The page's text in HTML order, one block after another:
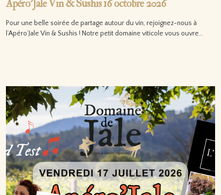
Apéro’Jale Vin & Sushis 16 octobre 2026
Pour une belle soirée de partage autour du vin, rejoignez-nous à
l’Apéro’Jale Vin & Sushis ! Notre petit domaine viticole vous ouvre…